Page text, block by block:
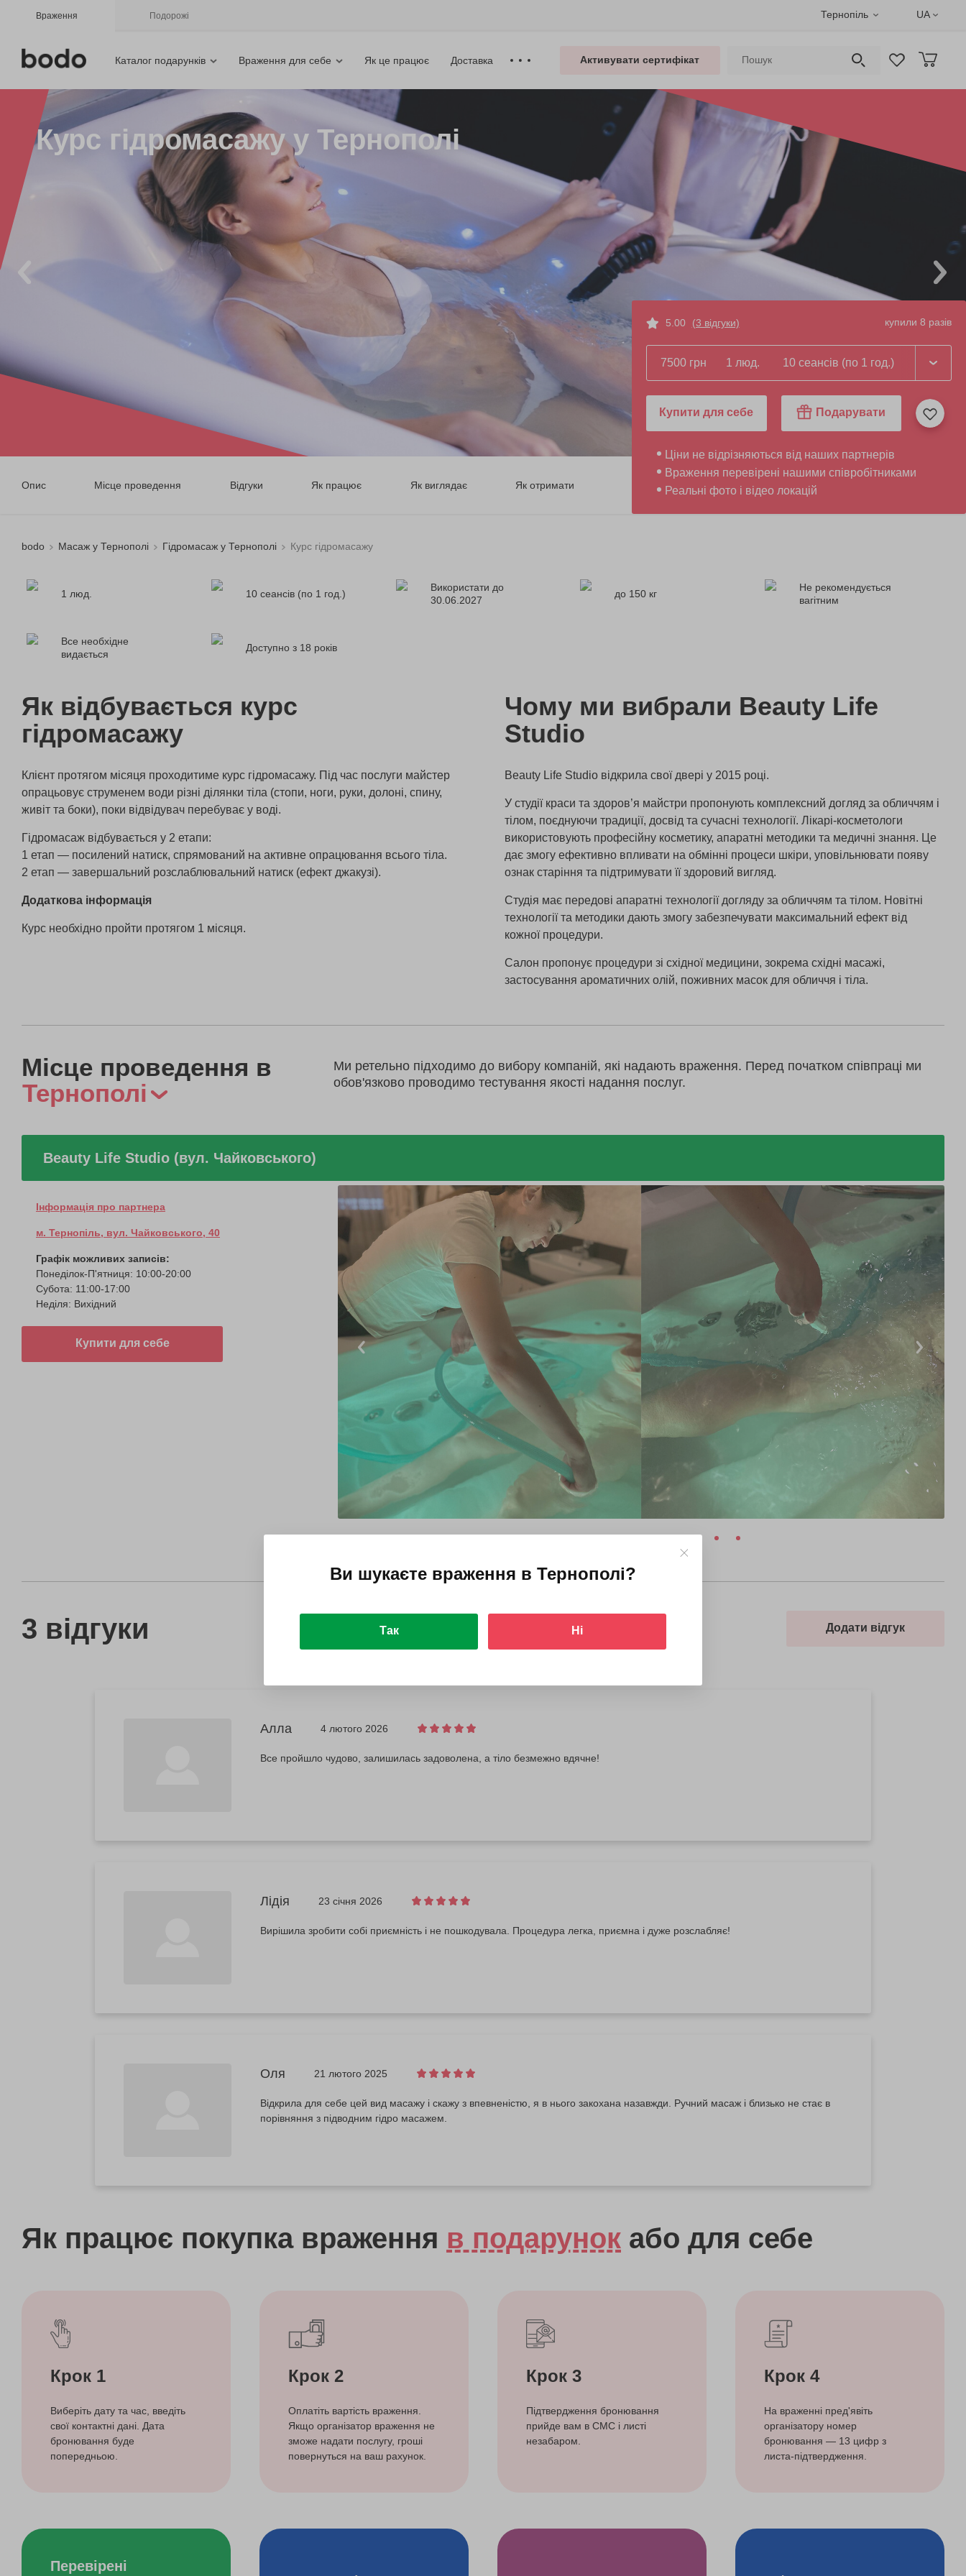
Враження Подорожі Тернопіль UA
Каталог подарунків Враження для себе Як це працює Доставка Активувати сертифікат
Курс гідромасажу у Тернополі
Опис Місце проведення Відгуки Як працює Як виглядає Як отримати
5.00 (3 відгуки) купили 8 разів
7500 грн 1 люд. 10 сеансів (по 1 год.)
Купити для себе Подарувати
Ціни не відрізняються від наших партнерів
Враження перевірені нашими співробітниками
Реальні фото і відео локацій
bodo Масаж у Тернополі Гідромасаж у Тернополі Курс гідромасажу
1 люд. 10 сеансів (по 1 год.)
Використати до
30.06.2027
до 150 кг
Не рекомендується
вагітним
Все необхідне
видається
Доступно з 18 років
Як відбувається курс
гідромасажу
Клієнт протягом місяця проходитиме курс гідромасажу. Під час послуги майстер
опрацьовує струменем води різні ділянки тіла (стопи, ноги, руки, долоні, спину,
живіт та боки), поки відвідувач перебуває у воді.
Гідромасаж відбувається у 2 етапи:
1 етап — посилений натиск, спрямований на активне опрацювання всього тіла.
2 етап — завершальний розслаблювальний натиск (ефект джакузі).
Додаткова інформація
Курс необхідно пройти протягом 1 місяця.
Чому ми вибрали Beauty Life
Studio
Beauty Life Studio відкрила свої двері у 2015 році.
У студії краси та здоров’я майстри пропонують комплексний догляд за обличчям і
тілом, поєднуючи традиції, досвід та сучасні технології. Лікарі-косметологи
використовують професійну косметику, апаратні методики та медичні знання. Це
дає змогу ефективно впливати на обмінні процеси шкіри, уповільнювати появу
ознак старіння та підтримувати її здоровий вигляд.
Студія має передові апаратні технології догляду за обличчям та тілом. Новітні
технології та методики дають змогу забезпечувати максимальний ефект від
кожної процедури.
Салон пропонує процедури зі східної медицини, зокрема східні масажі,
застосування ароматичних олій, поживних масок для обличчя і тіла.
Місце проведення в
Тернополі
Ми ретельно підходимо до вибору компаній, які надають враження. Перед початком співпраці ми
обов'язково проводимо тестування якості надання послуг.
Beauty Life Studio (вул. Чайковського)
Інформація про партнера
м. Тернопіль, вул. Чайковського, 40
Графік можливих записів:
Понеділок-П'ятниця: 10:00-20:00
Субота: 11:00-17:00
Неділя: Вихідний
Купити для себе
3 відгуки Додати відгук
Алла 4 лютого 2026
Все пройшло чудово, залишилась задоволена, а тіло безмежно вдячне!
Лідія 23 січня 2026
Вирішила зробити собі приємність і не пошкодувала. Процедура легка, приємна і дуже розслабляє!
Оля 21 лютого 2025
Відкрила для себе цей вид масажу і скажу з впевненістю, я в нього закохана назавжди. Ручний масаж і близько не стає в
порівняння з підводним гідро масажем.
Як працює покупка враження в подарунок або для себе
Крок 1
Виберіть дату та час, введіть
свої контактні дані. Дата
бронювання буде
попередньою.
Крок 2
Оплатіть вартість враження.
Якщо організатор враження не
зможе надати послугу, гроші
повернуться на ваш рахунок.
Крок 3
Підтвердження бронювання
прийде вам в СМС і листі
незабаром.
Крок 4
На враженні пред'явіть
організатору номер
бронювання — 13 цифр з
листа-підтвердження.
Перевірені
Ви шукаєте враження в Тернополі?
Так Ні